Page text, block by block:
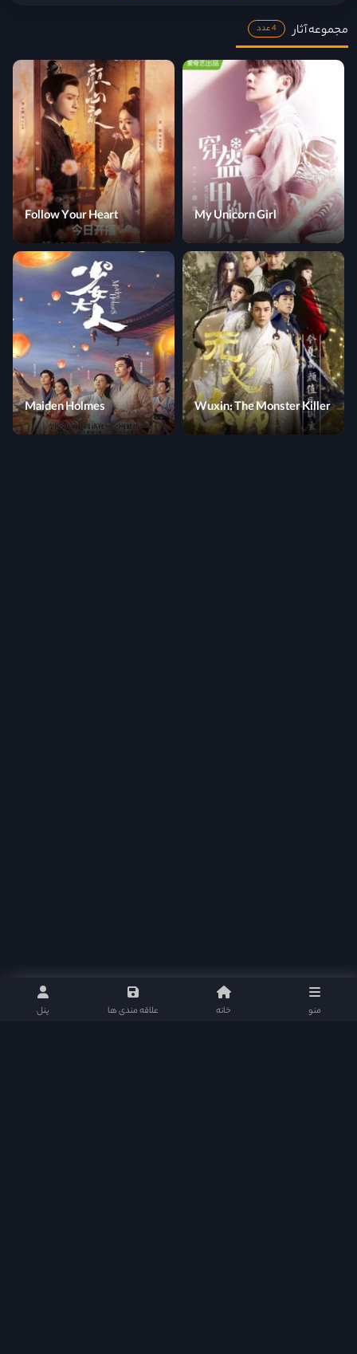
مجموعه آثار 4 عدد
My Unicorn Girl
Follow Your Heart
Wuxin: The Monster Killer
Maiden Holmes
منو خانه علاقه مندی ها پنل